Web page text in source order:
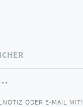
ODER E-MAIL MIT!